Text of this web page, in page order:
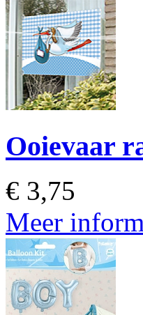
Ooievaar
€ 3,75
Meer